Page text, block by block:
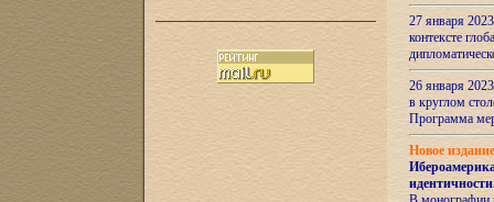
27 января
контексте
26 января
в круглом
Программа
Новое
идентичности